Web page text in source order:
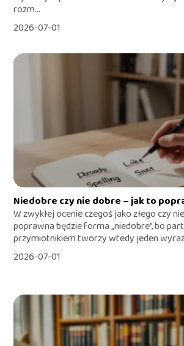
rozm...
2026-07-01
Niedobre czy nie dobre – jak to
W zwykłej ocenie czegoś jako złego czy
poprawna będzie forma „niedobre”, bo
przymiotnikiem tworzy wtedy jeden wyraz.
2026-07-01